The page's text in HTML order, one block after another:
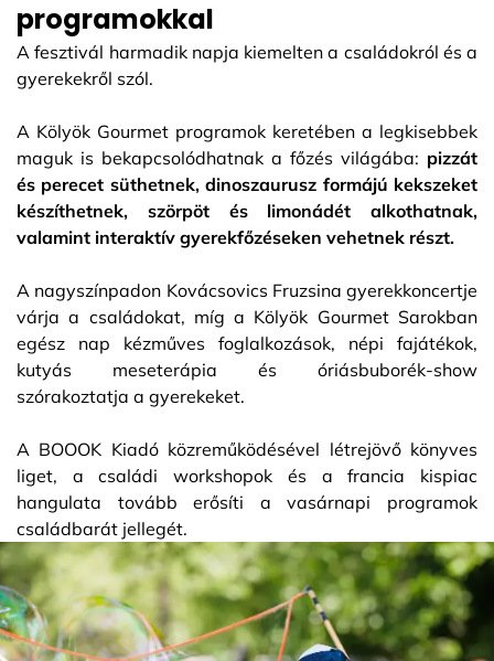
programokkal
A fesztivál harmadik napja kiemelten a családokról és a
gyerekekről szól.
A Kölyök Gourmet programok keretében a legkisebbek
maguk is bekapcsolódhatnak a főzés világába: pizzát
és perecet süthetnek, dinoszaurusz formájú kekszeket
készíthetnek, szörpöt és limonádét alkothatnak,
valamint interaktív gyerekfőzéseken vehetnek részt.
A nagyszínpadon Kovácsovics Fruzsina gyerekkoncertje
várja a családokat, míg a Kölyök Gourmet Sarokban
egész nap kézműves foglalkozások, népi fajátékok,
kutyás meseterápia és óriásbuborék-show
szórakoztatja a gyerekeket.
A BOOOK Kiadó közreműködésével létrejövő könyves
liget, a családi workshopok és a francia kispiac
hangulata tovább erősíti a vasárnapi programok
családbarát jellegét.